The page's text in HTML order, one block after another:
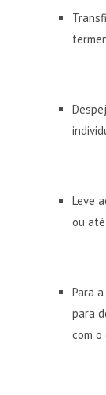
Leve
ou
Para
para
com